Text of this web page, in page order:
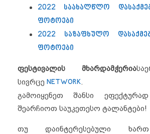
2022 საახალწლო
ფოტოები
2022 საზაფხულო
ფოტოები
ფესტივალის მხარდამჭერია
სივრცე NETWORK.
გამოიყენეთ შანსი
შეარჩიოთ საუკეთესო ტალანტები!
თუ დაინტერესებული ხართ